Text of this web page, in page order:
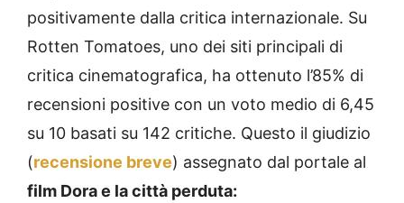
positivamente dalla critica internazionale. Su
Rotten Tomatoes, uno dei siti principali di
critica cinematografica, ha ottenuto l’85% di
recensioni positive con un voto medio di 6,45
su 10 basati su 142 critiche. Questo il giudizio
(recensione breve) assegnato dal portale al
film Dora e la città perduta: